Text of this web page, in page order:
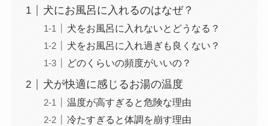
犬にお風呂に入れるのはなぜ？
犬をお風呂に入れないとどうなる？
犬をお風呂に入れ過ぎも良くない？
どのくらいの頻度がいいの？
犬が快適に感じるお湯の温度
温度が高すぎると危険な理由
冷たすぎると体調を崩す理由